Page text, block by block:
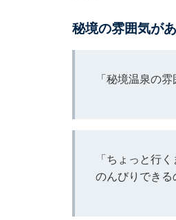
秘境の雰囲気が
「秘境温泉の
「ちょっと行
のんびりできる